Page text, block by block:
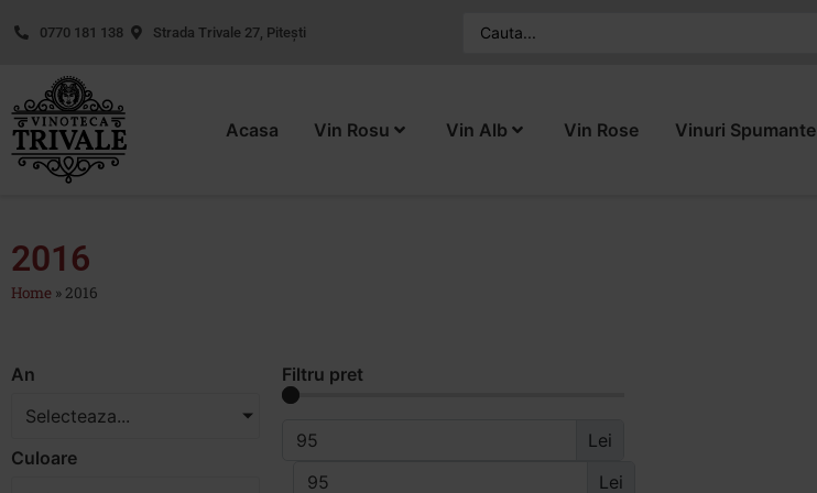
0770 181 138 Strada Trivale 27, Pitești
Acasa Vin Rosu Vin Alb Vin Rose Vinuri Spumante
2016
Home » 2016
An
Selecteaza...
Culoare
Filtru pret
Lei
Lei